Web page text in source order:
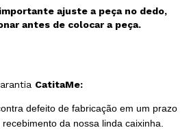
ajuste a peça no dedo,
antes de colocar a peça.
CatitaMe:
defeito de fabricação em um prazo
da nossa linda caixinha.